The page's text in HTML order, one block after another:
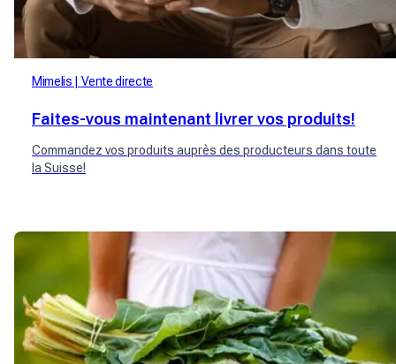
Mimelis Vente directe
Faites-vous maintenant livrer vos produits!
Commandez vos produits auprès des producteurs dans toute
la Suisse!